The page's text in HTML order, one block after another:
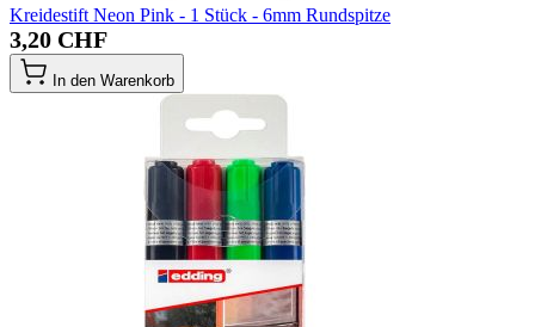
Kreidestift Neon Pink - 1 Stück - 6mm Rundspitze
3,20 CHF
In den Warenkorb